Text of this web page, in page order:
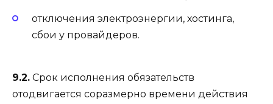
отключения электроэнергии, хостинга,
сбои у провайдеров.
9.2. Срок исполнения обязательств
отодвигается соразмерно времени действия